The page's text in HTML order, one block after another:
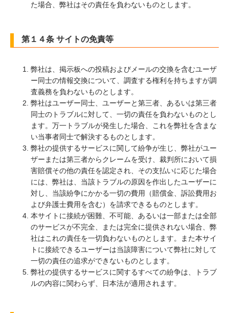
た場合、弊社はその責任を負わないものとします。
第１４条 サイトの免責等
弊社は、掲示板への投稿およびメールの交換を含むユーザ
ー同士の情報交換について、調査する権利を持ちますが調
査義務を負わないものとします。
弊社はユーザー同士、ユーザーと第三者、あるいは第三者
同士のトラブルに対して、一切の責任を負わないものとし
ます。万一トラブルが発生した場合、これを弊社を含まな
い当事者同士で解決するものとします。
弊社の提供するサービスに関して紛争が生じ、弊社がユー
ザーまたは第三者からクレームを受け、裁判所において損
害賠償その他の責任を認定され、その支払いに応じた場合
には、弊社は、当該トラブルの原因を作出したユーザーに
対し、当該紛争にかかる一切の費用（賠償金、訴訟費用お
よび弁護士費用を含む）を請求できるものとします。
本サイトに接続が困難、不可能、あるいは一部または全部
のサービスが不完全、または完全に提供されない場合、弊
社はこれの責任を一切負わないものとします。また本サイ
トに接続できるユーザーは当該障害について弊社に対して
一切の責任の追求ができないものとします。
弊社の提供するサービスに関するすべての紛争は、トラブ
ルの内容に関わらず、日本法が適用されます。